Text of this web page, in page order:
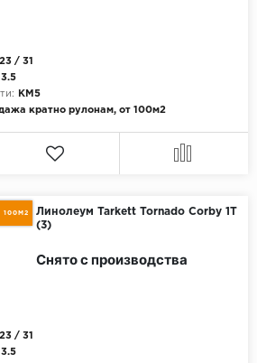
23 / 31
3.5
КМ5
кратно рулонам, от 100м2
Линолеум Tarkett Tornado Corby 1T
(3)
23 / 31
3.5
Снято с производства